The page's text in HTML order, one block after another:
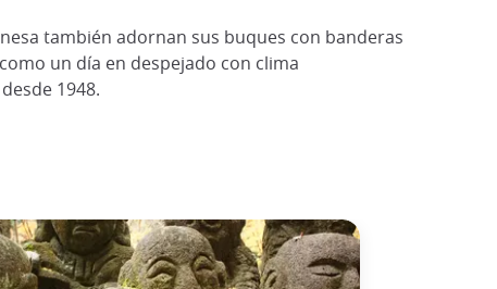
también adornan sus buques con banderas
un día en despejado con clima
1948.